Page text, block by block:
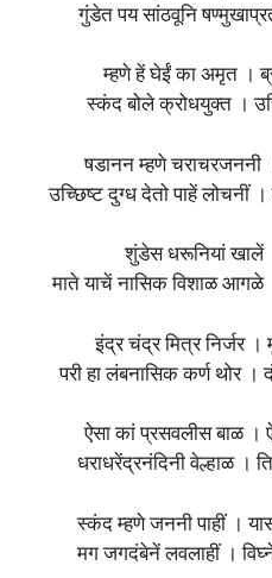
गुंडेत पय सांठवूनि
म्हणे हें घेईं का अमृत ।
स्कंद बोले क्रोधयुक्त ।
षडानन म्हणे चराचरजननी
उच्छिष्ट दुग्ध देतो पाहें लोचनीं
शुंडेस धरूनियां खालें
माते याचें नासिक विशाळ
इंद्र चंद्र मित्र निर्जर ।
परी हा लंबनासिक कर्ण थोर
ऐसा कां प्रसवलीस बाळ ।
धराधरेंद्रनंदिनी वेल्हाळ ।
स्कंद म्हणे जननी पाहीं ।
मग जगदंबेनें लवलाहीं ।